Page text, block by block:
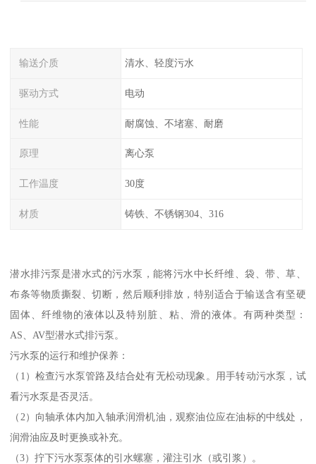
输送介质 清水、轻度污水
驱动方式 电动
性能 耐腐蚀、不堵塞、耐磨
原理 离心泵
工作温度 30度
材质 铸铁、不锈钢304、316
潜水排污泵是潜水式的污水泵，能将污水中长纤维、袋、带、草、
布条等物质撕裂、切断，然后顺利排放，特别适合于输送含有坚硬
固体、纤维物的液体以及特别脏、粘、滑的液体。有两种类型：
AS、AV型潜水式排污泵。
污水泵的运行和维护保养：
（1）检查污水泵管路及结合处有无松动现象。用手转动污水泵，试
看污水泵是否灵活。
（2）向轴承体内加入轴承润滑机油，观察油位应在油标的中线处，
润滑油应及时更换或补充。
（3）拧下污水泵泵体的引水螺塞，灌注引水（或引浆）。